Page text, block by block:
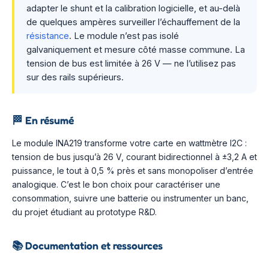
adapter le shunt et la calibration logicielle, et au-delà
de quelques ampères surveiller l’échauffement de la
résistance. Le module n’est pas isolé
galvaniquement et mesure côté masse commune. La
tension de bus est limitée à 26 V — ne l’utilisez pas
sur des rails supérieurs.
🏁 En résumé
Le module INA219 transforme votre carte en wattmètre I2C :
tension de bus jusqu’à 26 V, courant bidirectionnel à ±3,2 A et
puissance, le tout à 0,5 % près et sans monopoliser d’entrée
analogique. C’est le bon choix pour caractériser une
consommation, suivre une batterie ou instrumenter un banc,
du projet étudiant au prototype R&D.
📚Documentation et ressources